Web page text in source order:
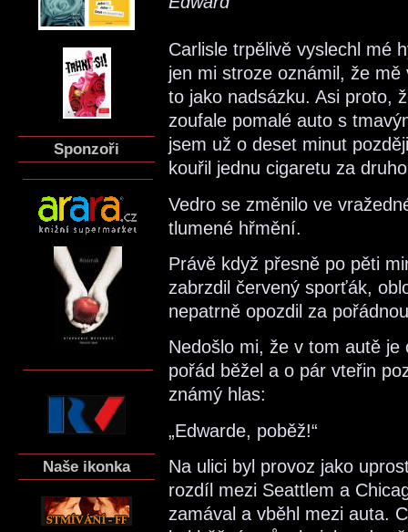
Sponzoři
Naše ikonka
Carlisle trpělivě vyslechl mé
jen mi stroze oznámil, že
to jako nadsázku. Asi proto,
zoufale pomalé auto s
jsem už o deset minut
kouřil jednu cigaretu za
Vedro se změnilo ve
tlumené hřmění.
Právě když přesně po pěti
zabrzdil červený sporťák,
nepatrně opozdil za
Nedošlo mi, že v tom autě
pořád běžel a o pár vteřin
známý hlas:
„Edwarde, poběž!“
Na ulici byl provoz jako
rozdíl mezi Seattlem a
zamával a vběhl mezi auta.